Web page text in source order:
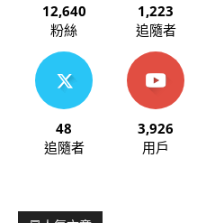
12,640
粉絲
1,223
追隨者
48
追隨者
3,926
用戶